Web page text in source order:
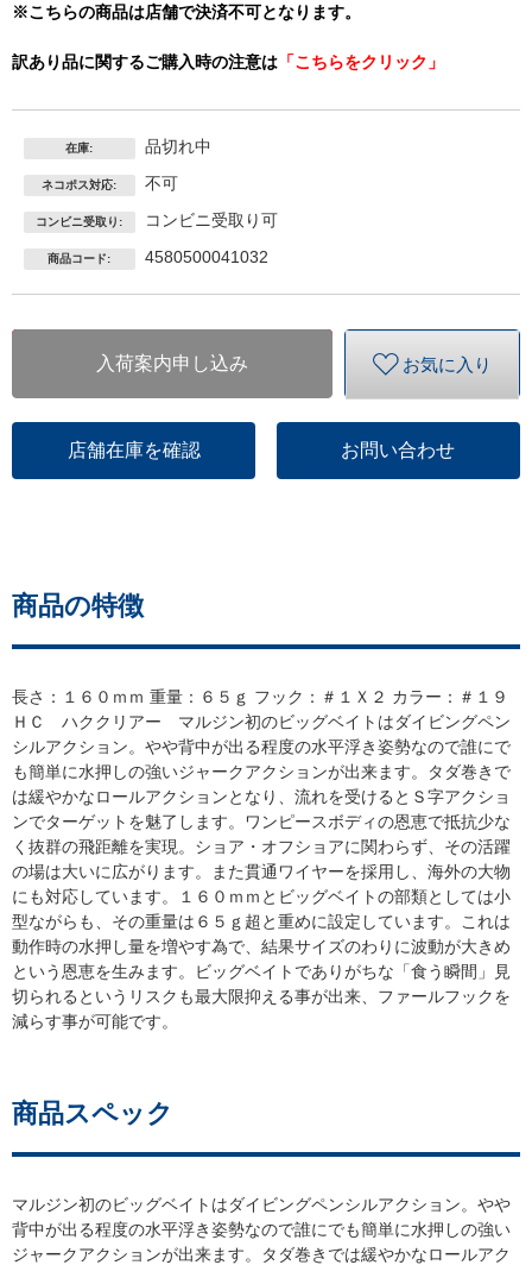
※こちらの商品は店舗で決済不可となります。
訳あり品に関するご購入時の注意は 「こちらをクリック」
在庫: 品切れ中
ネコポス対応: 不可
コンビニ受取り: コンビニ受取り可
商品コード: 4580500041032
入荷案内申し込み お気に入り
店舗在庫を確認 お問い合わせ
商品の特徴
長さ：１６０ｍｍ 重量：６５ｇ フック：＃１Ｘ２ カラー：＃１９
ＨＣ ハククリアー マルジン初のビッグベイトはダイビングペン
シルアクション。やや背中が出る程度の水平浮き姿勢なので誰にで
も簡単に水押しの強いジャークアクションが出来ます。タダ巻きで
は緩やかなロールアクションとなり、流れを受けるとＳ字アクショ
ンでターゲットを魅了します。ワンピースボディの恩恵で抵抗少な
く抜群の飛距離を実現。ショア・オフショアに関わらず、その活躍
の場は大いに広がります。また貫通ワイヤーを採用し、海外の大物
にも対応しています。１６０ｍｍとビッグベイトの部類としては小
型ながらも、その重量は６５ｇ超と重めに設定しています。これは
動作時の水押し量を増やす為で、結果サイズのわりに波動が大きめ
という恩恵を生みます。ビッグベイトでありがちな「食う瞬間」見
切られるというリスクも最大限抑える事が出来、ファールフックを
減らす事が可能です。
商品スペック
マルジン初のビッグベイトはダイビングペンシルアクション。
背中が出る程度の水平浮き姿勢なので誰にでも簡単に水押しの強い
ジャークアクションが出来ます。タダ巻きでは緩やかなロールアク